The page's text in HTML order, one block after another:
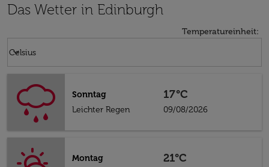
Das Wetter in Edinburgh
Temperatureinheit:
Celsius
keyboard_arrow_down
Sonntag
Leichter Regen
17°C
09/08/2026
Montag
21°C